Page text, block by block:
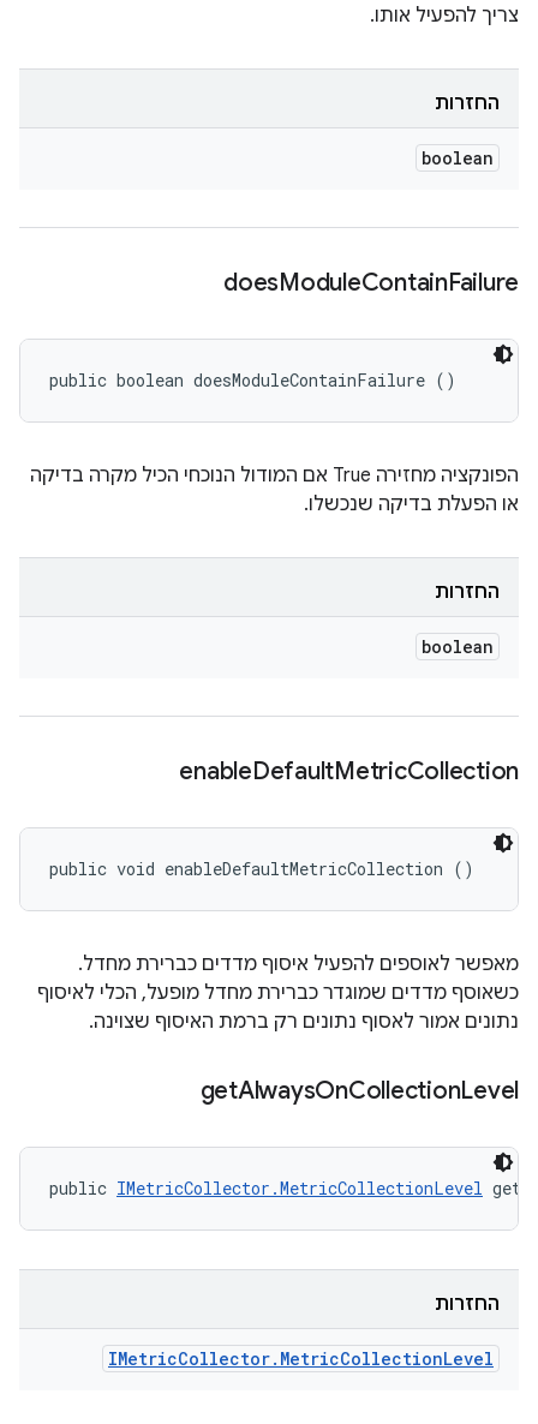
צריך להפעיל אותו.
החזרות
boolean
doesModuleContainFailure
public boolean doesModuleContainFailure ()
הפונקציה מחזירה True אם המודול הנוכחי הכיל מקרה בדיקה
או הפעלת בדיקה שנכשלו.
החזרות
boolean
enableDefaultMetricCollection
public void enableDefaultMetricCollection ()
מאפשר לאוספים להפעיל איסוף מדדים כברירת מחדל.
כשאוסף מדדים שמוגדר כברירת מחדל מופעל, הכלי לאיסוף
נתונים אמור לאסוף נתונים רק ברמת האיסוף שצוינה.
getAlwaysOnCollectionLevel
public IMetricCollector.MetricCollectionLevel
החזרות
IMetricCollector. MetricCollectionLevel